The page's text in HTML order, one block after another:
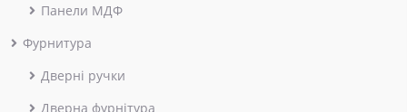
Панели МДФ
Фурнитура
Дверні ручки
Дверна фурнітура